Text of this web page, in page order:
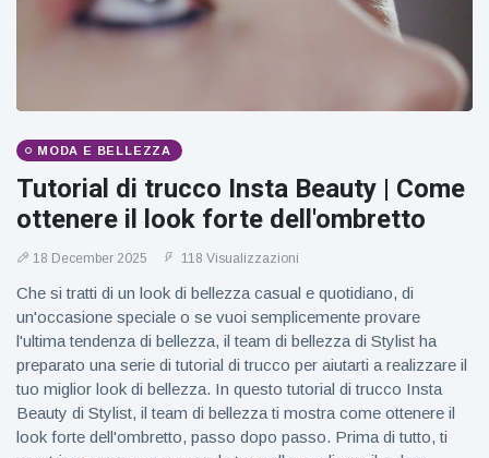
MODA E BELLEZZA
Tutorial di trucco Insta Beauty | Come
ottenere il look forte dell'ombretto
18 December 2025 118 Visualizzazioni
Che si tratti di un look di bellezza casual e quotidiano, di
un'occasione speciale o se vuoi semplicemente provare
l'ultima tendenza di bellezza, il team di bellezza di Stylist ha
preparato una serie di tutorial di trucco per aiutarti a realizzare il
tuo miglior look di bellezza. In questo tutorial di trucco Insta
Beauty di Stylist, il team di bellezza ti mostra come ottenere il
look forte dell'ombretto, passo dopo passo. Prima di tutto, ti